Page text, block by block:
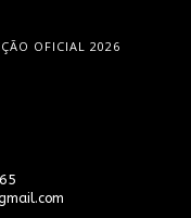
OFICIAL 2026